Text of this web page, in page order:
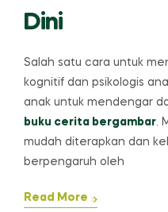
Dini
Salah satu cara untuk
kognitif dan psikologis
anak untuk mendengar
buku cerita bergambar.
mudah diterapkan dan
berpengaruh oleh
Read More